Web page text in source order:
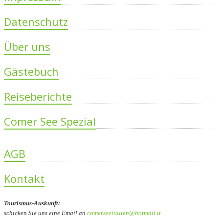
Datenschutz
Über uns
Gästebuch
Reiseberichte
Comer See Spezial
AGB
Kontakt
Tourismus-Auskunft:
schicken Sie uns eine Email an comerseeitalien@hotmail.it